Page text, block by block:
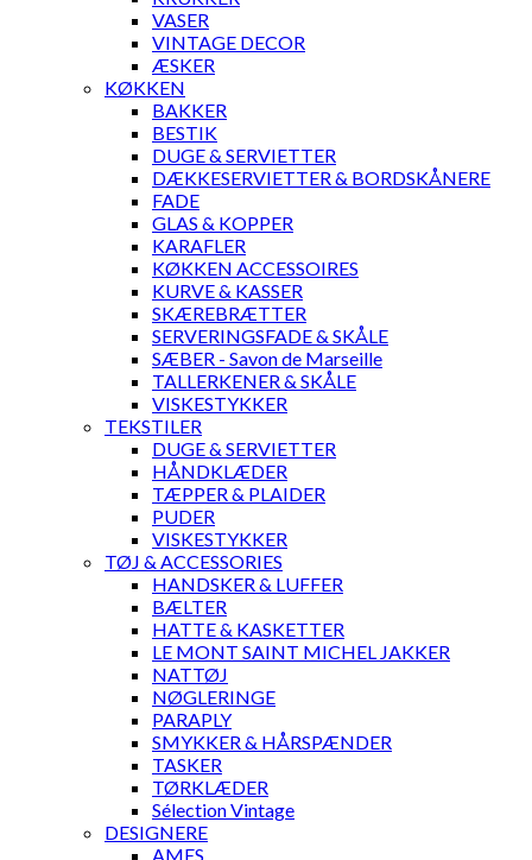
VASER
VINTAGE DECOR
ÆSKER
KØKKEN
BAKKER
BESTIK
DUGE & SERVIETTER
DÆKKESERVIETTER & BORDSKÅNERE
FADE
GLAS & KOPPER
KARAFLER
KØKKEN ACCESSOIRES
KURVE & KASSER
SKÆREBRÆTTER
SERVERINGSFADE & SKÅLE
SÆBER - Savon de Marseille
TALLERKENER & SKÅLE
VISKESTYKKER
TEKSTILER
DUGE & SERVIETTER
HÅNDKLÆDER
TÆPPER & PLAIDER
PUDER
VISKESTYKKER
TØJ & ACCESSORIES
HANDSKER & LUFFER
BÆLTER
HATTE & KASKETTER
LE MONT SAINT MICHEL JAKKER
NATTØJ
NØGLERINGE
PARAPLY
SMYKKER & HÅRSPÆNDER
TASKER
TØRKLÆDER
Sélection Vintage
DESIGNERE
AMES